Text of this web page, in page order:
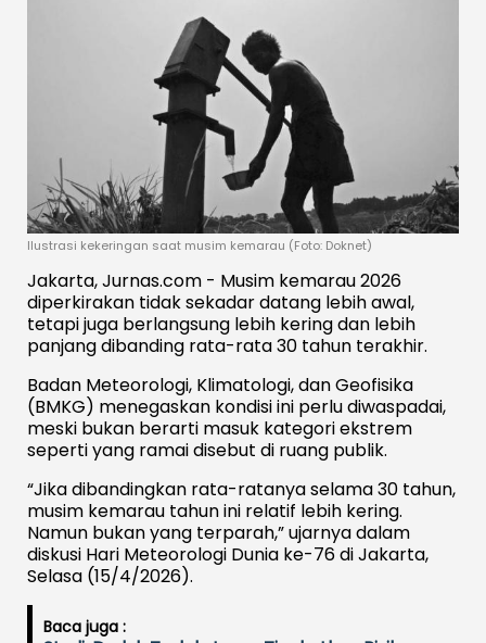
Ilustrasi kekeringan saat musim kemarau (Foto: Doknet)
Jakarta, Jurnas.com - Musim kemarau 2026
diperkirakan tidak sekadar datang lebih awal,
tetapi juga berlangsung lebih kering dan lebih
panjang dibanding rata-rata 30 tahun terakhir.
Badan Meteorologi, Klimatologi, dan Geofisika
(BMKG) menegaskan kondisi ini perlu diwaspadai,
meski bukan berarti masuk kategori ekstrem
seperti yang ramai disebut di ruang publik.
“Jika dibandingkan rata-ratanya selama 30 tahun,
musim kemarau tahun ini relatif lebih kering.
Namun bukan yang terparah,” ujarnya dalam
diskusi Hari Meteorologi Dunia ke-76 di Jakarta,
Selasa (15/4/2026).
Baca juga :